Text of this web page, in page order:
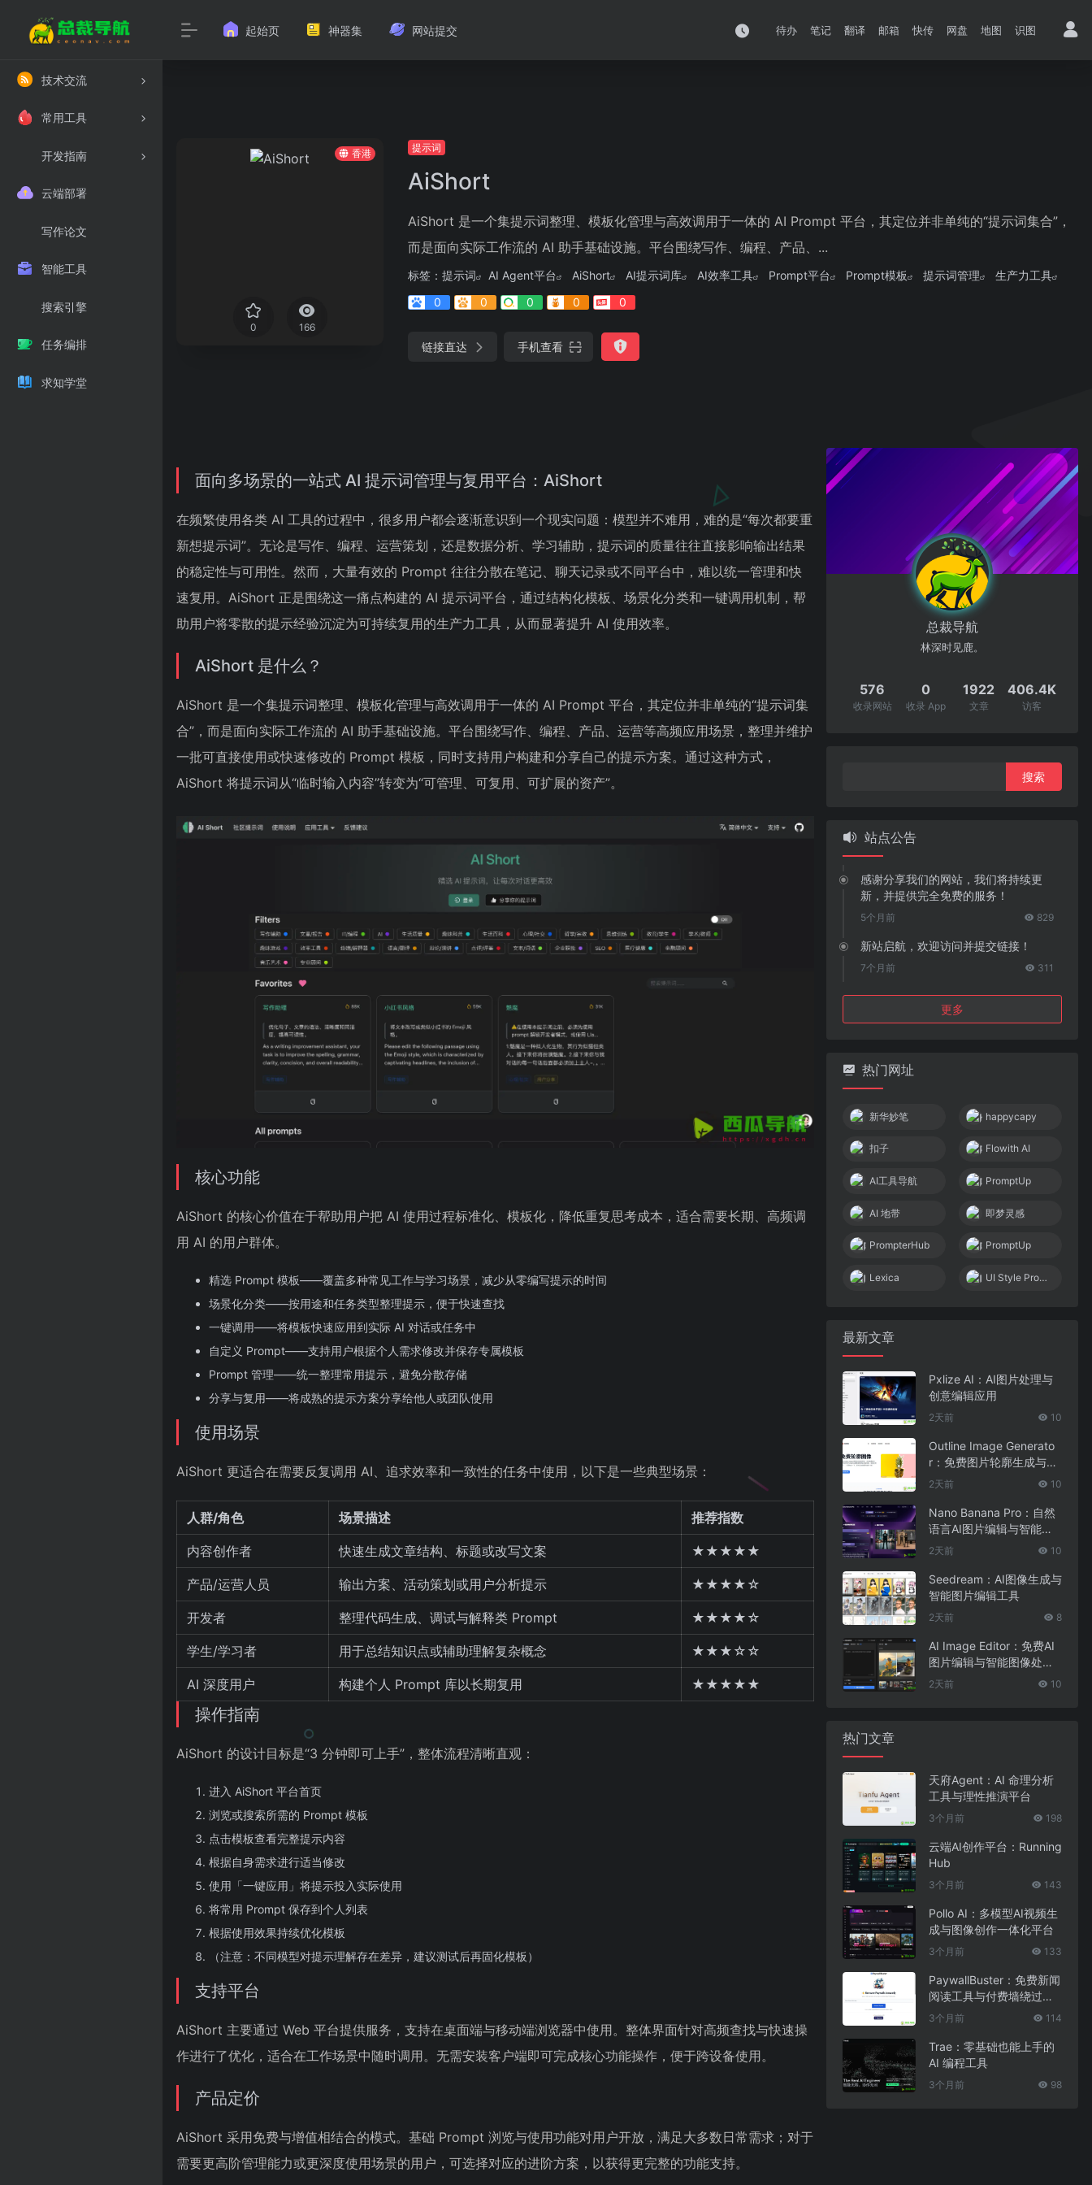
技术交流
常用工具
开发指南
云端部署
写作论文
智能工具
搜索引擎
任务编排
求知学堂
起始页 神器集 网站提交 待办 笔记 翻译 邮箱 快传 网盘 地图 识图
香港
0 166
提示词
AiShort
AiShort 是一个集提示词整理、模板化管理与高效调用于一体的 AI Prompt 平台，其定位并非单纯的“提示词集合”，
而是面向实际工作流的 AI 助手基础设施。平台围绕写作、编程、产品、...
标签： 提示词 AI Agent平台 AiShort AI提示词库 AI效率工具 Prompt平台 Prompt模板 提示词管理
生产力工具
0
0 0 0 0
链接直达 手机查看
面向多场景的一站式 AI 提示词管理与复用平台：AiShort
在频繁使用各类 AI 工具的过程中，很多用户都会逐渐意识到一个现实问题：模型并不难用，难的是“每次都要重
新想提示词”。无论是写作、编程、运营策划，还是数据分析、学习辅助，提示词的质量往往直接影响输出结果
的稳定性与可用性。然而，大量有效的 Prompt 往往分散在笔记、聊天记录或不同平台中，难以统一管理和快
速复用。AiShort 正是围绕这一痛点构建的 AI 提示词平台，通过结构化模板、场景化分类和一键调用机制，帮
助用户将零散的提示经验沉淀为可持续复用的生产力工具，从而显著提升 AI 使用效率。
AiShort 是什么？
AiShort 是一个集提示词整理、模板化管理与高效调用于一体的 AI Prompt 平台，其定位并非单纯的“提示词集
合”，而是面向实际工作流的 AI 助手基础设施。平台围绕写作、编程、产品、运营等高频应用场景，整理并维护
一批可直接使用或快速修改的 Prompt 模板，同时支持用户构建和分享自己的提示方案。通过这种方式，
AiShort 将提示词从“临时输入内容”转变为“可管理、可复用、可扩展的资产”。
核心功能
AiShort 的核心价值在于帮助用户把 AI 使用过程标准化、模板化，降低重复思考成本，适合需要长期、高频调
用 AI 的用户群体。
精选 Prompt 模板——覆盖多种常见工作与学习场景，减少从零编写提示的时间
场景化分类——按用途和任务类型整理提示，便于快速查找
一键调用——将模板快速应用到实际 AI 对话或任务中
自定义 Prompt——支持用户根据个人需求修改并保存专属模板
Prompt 管理——统一整理常用提示，避免分散存储
分享与复用——将成熟的提示方案分享给他人或团队使用
使用场景
AiShort 更适合在需要反复调用 AI、追求效率和一致性的任务中使用，以下是一些典型场景：
人群/角色 场景描述 推荐指数
内容创作者 快速生成文章结构、标题或改写文案 ★★★★★
产品/运营人员 输出方案、活动策划或用户分析提示 ★★★★☆
开发者 整理代码生成、调试与解释类 Prompt ★★★★☆
学生/学习者 用于总结知识点或辅助理解复杂概念 ★★★☆☆
AI 深度用户 构建个人 Prompt 库以长期复用 ★★★★★
操作指南
AiShort 的设计目标是“3 分钟即可上手”，整体流程清晰直观：
进入 AiShort 平台首页
浏览或搜索所需的 Prompt 模板
点击模板查看完整提示内容
根据自身需求进行适当修改
使用「一键应用」将提示投入实际使用
将常用 Prompt 保存到个人列表
根据使用效果持续优化模板
（注意：不同模型对提示理解存在差异，建议测试后再固化模板）
支持平台
AiShort 主要通过 Web 平台提供服务，支持在桌面端与移动端浏览器中使用。整体界面针对高频查找与快速操
作进行了优化，适合在工作场景中随时调用。无需安装客户端即可完成核心功能操作，便于跨设备使用。
产品定价
AiShort 采用免费与增值相结合的模式。基础 Prompt 浏览与使用功能对用户开放，满足大多数日常需求；对于
需要更高阶管理能力或更深度使用场景的用户，可选择对应的进阶方案，以获得更完整的功能支持。
总裁导航
林深时见鹿。
576
收录网站
0
收录 App
1922
文章
406.4K
访客
站点公告
感谢分享我们的网站，我们将持续更
新，并提供完全免费的服务！
5个月前 829
新站启航，欢迎访问并提交链接！
7个月前 311
更多
热门网址
新华妙笔 happycapy
扣子 Flowith AI
AI工具导航 PromptUp
AI 地带 即梦灵感
PrompterHub PromptUp
Lexica UI Style Prompt
最新文章
Pxlize AI：AI图片处理与
创意编辑应用
2天前 10
Outline Image Generato
r：免费图片轮廓生成与在
线图像编辑工具
2天前 10
Nano Banana Pro：自然
语言AI图片编辑与智能图
像处理工具
2天前 10
Seedream：AI图像生成与
智能图片编辑工具
2天前 8
AI Image Editor：免费AI
图片编辑与智能图像处理
工具
2天前 10
热门文章
天府Agent：AI 命理分析
工具与理性推演平台
3个月前 198
云端AI创作平台：Running
Hub
3个月前 143
Pollo AI：多模型AI视频生
成与图像创作一体化平台
3个月前 133
PaywallBuster：免费新闻
阅读工具与付费墙绕过助
手
3个月前 114
Trae：零基础也能上手的
AI 编程工具
3个月前 98